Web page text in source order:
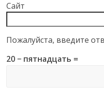
Сайт
Пожалуйста, введите
20 − пятнадцать =